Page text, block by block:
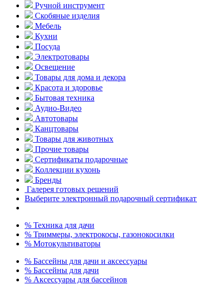
Ручной инструмент
Скобяные изделия
Мебель
Кухни
Посуда
Электротовары
Освещение
Товары для дома и декора
Красота и здоровье
Бытовая техника
Аудио-Видео
Автотовары
Канцтовары
Товары для животных
Прочие товары
Сертификаты подарочные
Коллекции кухонь
Бренды
Галерея готовых решений
Выберите электронный подарочный сертификат
% Техника для дачи
% Триммеры, электрокосы, газонокосилки
% Мотокультиваторы
% Бассейны для дачи и аксессуары
% Бассейны для дачи
% Аксессуары для бассейнов